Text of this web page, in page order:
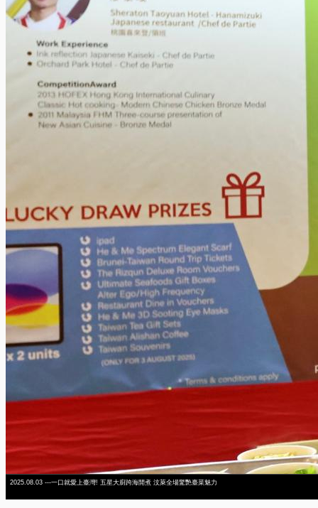
2025.08.03 ---一口就愛上臺灣! 五星大廚跨海開煮 汶萊全場驚艷臺菜魅力